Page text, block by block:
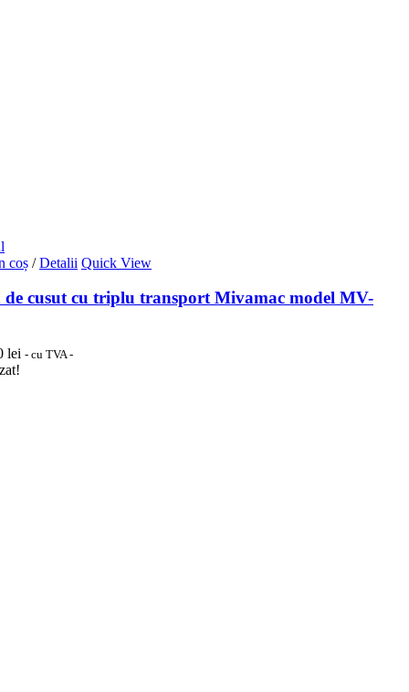
coș / Detalii Quick View
de cusut cu triplu transport Mivamac model MV-
lei - cu TVA -